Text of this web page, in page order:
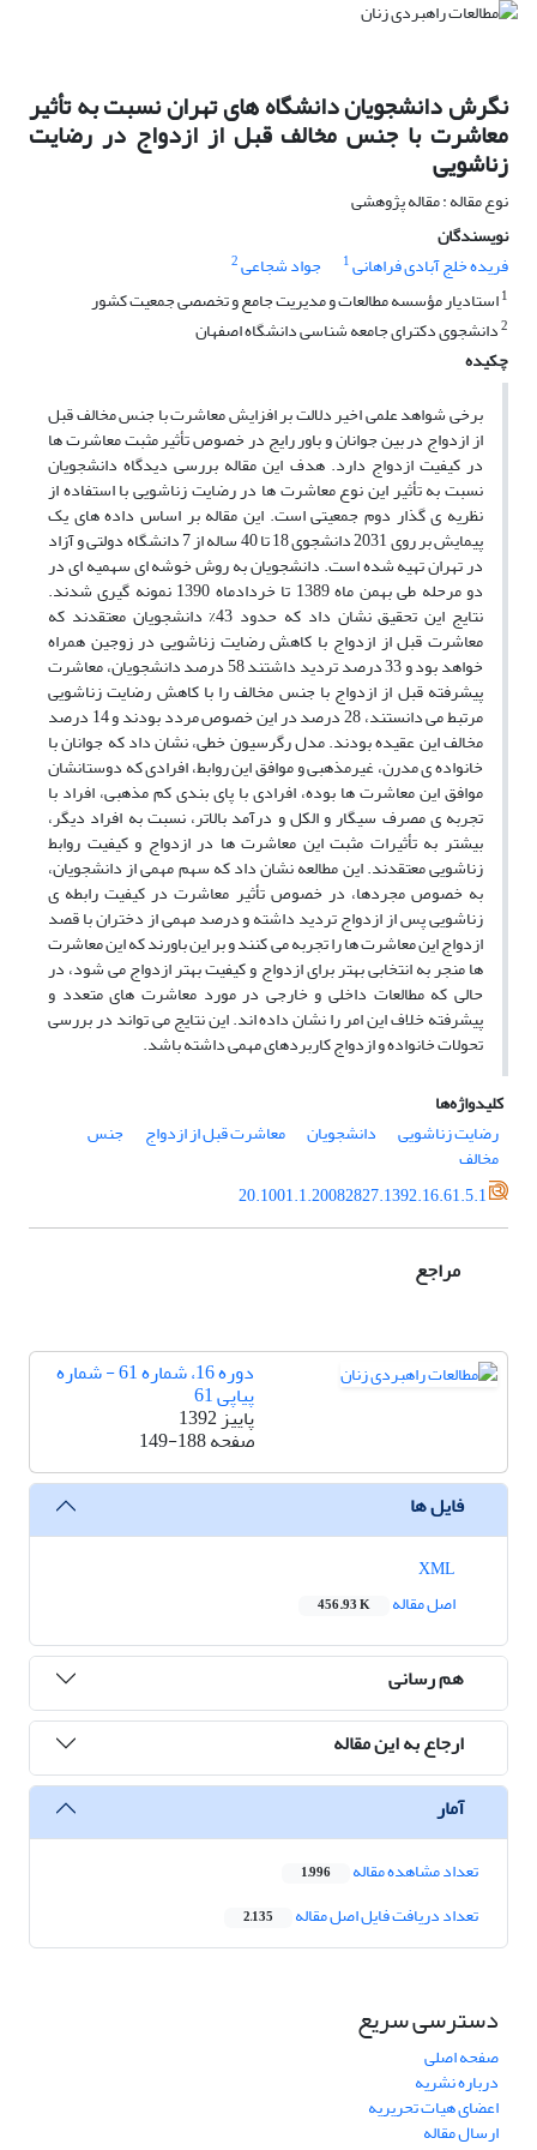
نگرش دانشجویان دانشگاه های تهران نسبت به تأثیر
معاشرت با جنس مخالف قبل از ازدواج در رضایت
زناشویی
نوع مقاله : مقاله پژوهشی
نویسندگان
فریده خلج آبادی فراهانی1 جواد شجاعی2
1استادیار مؤسسه مطالعات و مدیریت جامع و تخصصی جمعیت کشور
2دانشجوی دکترای جامعه شناسی دانشگاه اصفهان
چکیده
برخی شواهد علمی اخیر دلالت بر افزایش معاشرت با جنس مخالف قبل
از ازدواج در بین جوانان و باور رایج در خصوص تأثیر مثبت معاشرت ها
در کیفیت ازدواج دارد. هدف این مقاله بررسی دیدگاه دانشجویان
نسبت به تأثیر این نوع معاشرت ها در رضایت زناشویی با استفاده از
نظریه ی گذار دوم جمعیتی است. این مقاله بر اساس داده های یک
پیمایش بر روی 2031 دانشجوی 18 تا 40 ساله از 7 دانشگاه دولتی و آزاد
در تهران تهیه شده است. دانشجویان به روش خوشه ای سهمیه ای در
دو مرحله طی بهمن ماه 1389 تا خردادماه 1390 نمونه گیری شدند.
نتایج این تحقیق نشان داد که حدود 43% دانشجویان معتقدند که
معاشرت قبل از ازدواج با کاهش رضایت زناشویی در زوجین همراه
خواهد بود و 33 درصد تردید داشتند 58 درصد دانشجویان، معاشرت
پیشرفته قبل از ازدواج با جنس مخالف را با کاهش رضایت زناشویی
مرتبط می دانستند، 28 درصد در این خصوص مردد بودند و 14 درصد
مخالف این عقیده بودند. مدل رگرسیون خطی، نشان داد که جوانان با
خانواده ی مدرن، غیرمذهبی و موافق این روابط، افرادی که دوستانشان
موافق این معاشرت ها بوده، افرادی با پای بندی کم مذهبی، افراد با
تجربه ی مصرف سیگار و الکل و درآمد بالاتر، نسبت به افراد دیگر،
بیشتر به تأثیرات مثبت این معاشرت ها در ازدواج و کیفیت روابط
زناشویی معتقدند. این مطالعه نشان داد که سهم مهمی از دانشجویان،
به خصوص مجردها، در خصوص تأثیر معاشرت در کیفیت رابطه ی
زناشویی پس از ازدواج تردید داشته و درصد مهمی از دختران با قصد
ازدواج این معاشرت ها را تجربه می کنند و بر این باورند که این معاشرت
ها منجر به انتخابی بهتر برای ازدواج و کیفیت بهتر ازدواج می شود، در
حالی که مطالعات داخلی و خارجی در مورد معاشرت های متعدد و
پیشرفته خلاف این امر را نشان داده اند. این نتایج می تواند در بررسی
تحولات خانواده و ازدواج کاربردهای مهمی داشته باشد.
کلیدواژه‌ها
رضایت زناشویی
دانشجویان معاشرت قبل از ازدواج جنس
مخالف
20.1001.1.20082827.1392.16.61.5.1
مراجع
دوره 16، شماره 61 - شماره
پیاپی 61
پاییز 1392
صفحه149-188
فایل ها
اصل مقاله
456.93 K
هم رسانی
ارجاع به این مقاله
آمار
تعداد مشاهده مقاله 1,996
تعداد دریافت فایل اصل مقاله 2,135
دسترسی سریع
صفحه اصلی
درباره نشریه
اعضای هیات تحریریه
ارسال مقاله